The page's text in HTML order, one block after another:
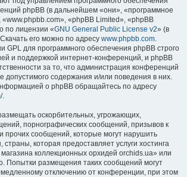
phpBB (в дальнейшем «они», «программное
«phpBB Limited», «phpBB
по лицензии «GNU General Public License v2» (в
его можно по адресу www.phpbb.com.
GPL для программного обеспечения phpBB строго
и поддержкой интернет-конференций, и phpBB
за то, что администрация конференций
допустимого содержания и/или поведения в них.
о phpBB обращайтесь по адресу
.
оскорбительных, угрожающих,
порнографических сообщений, призывов к
прочих сообщений, которые могут нарушить
которая предоставляет услуги хостинга
коллекционных орхидей orchids.ua» или
Попытки размещения таких сообщений могут
отключению от конференции, при этом